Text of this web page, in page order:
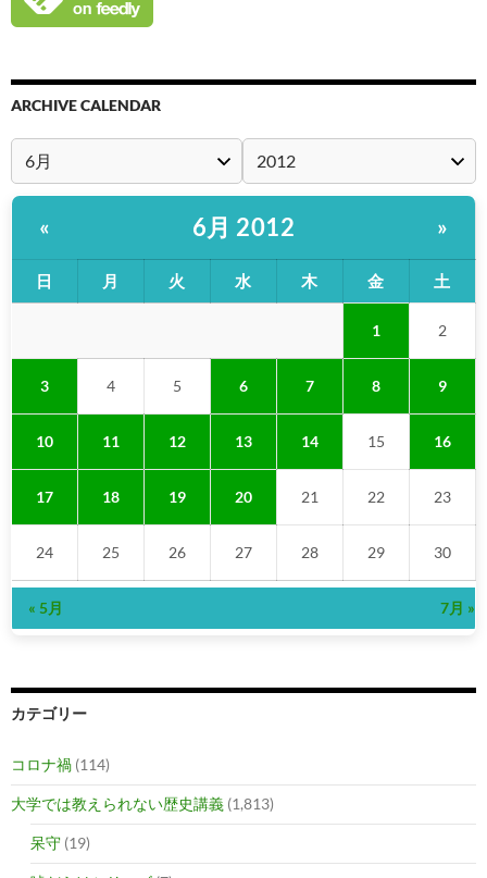
ARCHIVE CALENDAR
« 6月 2012 »
日 月 火 水 木 金 土
1 2
3 4 5 6 7 8 9
10 11 12 13 14 15 16
17 18 19 20 21 22 23
24 25 26 27 28 29 30
« 5月 7月 »
カテゴリー
コロナ禍 (114)
大学では教えられない歴史講義 (1,813)
呆守 (19)